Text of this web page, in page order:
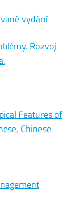
vydání
Rozvoj
Features of
Chinese